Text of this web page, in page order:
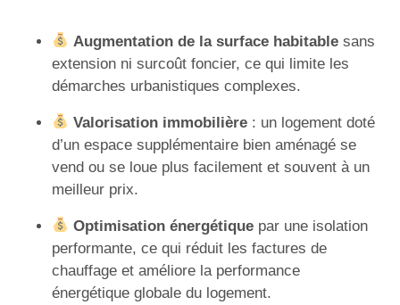
Augmentation de la surface habitable sans
extension ni surcoût foncier, ce qui limite les
démarches urbanistiques complexes.
Valorisation immobilière : un logement doté
d’un espace supplémentaire bien aménagé se
vend ou se loue plus facilement et souvent à un
meilleur prix.
Optimisation énergétique par une isolation
performante, ce qui réduit les factures de
chauffage et améliore la performance
énergétique globale du logement.